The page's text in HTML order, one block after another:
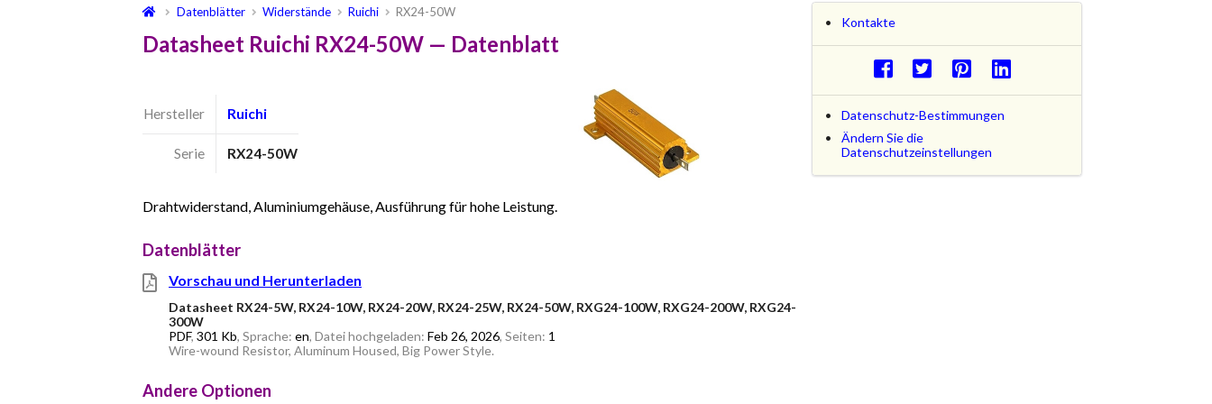
Datenblätter Widerstände Ruichi RX24-50W
Datasheet Ruichi RX24-50W — Datenblatt
Hersteller Ruichi
Serie RX24-50W
Drahtwiderstand, Aluminiumgehäuse, Ausführung für hohe Leistung.
Datenblätter
Vorschau und Herunterladen
Datasheet RX24-5W, RX24-10W, RX24-20W, RX24-25W, RX24-50W, RXG24-100W, RXG24-200W, RXG24-
300W
PDF, 301 Kb, Sprache: en, Datei hochgeladen: Feb 26, 2026, Seiten: 1
Wire-wound Resistor, Aluminum Housed, Big Power Style.
Andere Optionen
Kontakte
Datenschutz-Bestimmungen
Ändern Sie die
Datenschutzeinstellungen